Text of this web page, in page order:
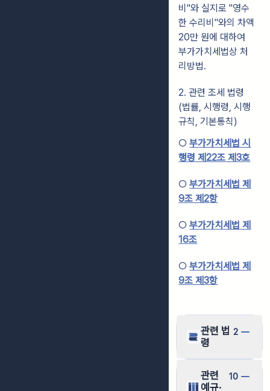
비"와 실지로 "영수
한 수리비"와의 차액
20만 원에 대하여
부가가치세법상 처
리방법.
2. 관련 조세 법령
(법률, 시행령, 시행
규칙, 기본통칙)
○부가가치세법 시
행령 제22조 제3호
○부가가치세법 제
9조 제2항
○부가가치세법 제
16조
○부가가치세법 제
9조 제3항
관련 법
령
2
관련
예규·
10